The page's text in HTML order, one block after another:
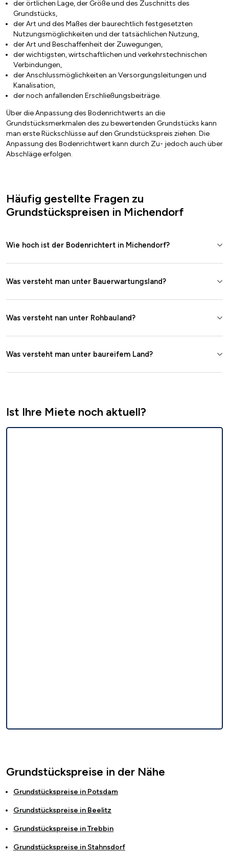
der örtlichen Lage, der Größe und des Zuschnitts des
Grundstücks,
der Art und des Maßes der baurechtlich festgesetzten
Nutzungsmöglichkeiten und der tatsächlichen Nutzung,
der Art und Beschaffenheit der Zuwegungen,
der wichtigsten, wirtschaftlichen und verkehrstechnischen
Verbindungen,
der Anschlussmöglichkeiten an Versorgungsleitungen und
Kanalisation,
der noch anfallenden Erschließungsbeiträge.
Über die Anpassung des Bodenrichtwerts an die
Grundstücksmerkmalen des zu bewertenden Grundstücks kann
man erste Rückschlüsse auf den Grundstückspreis ziehen. Die
Anpassung des Bodenrichtwert kann durch Zu- jedoch auch über
Abschläge erfolgen.
Häufig gestellte Fragen zu
Grundstückspreisen in Michendorf
Wie hoch ist der Bodenrichtert in Michendorf?
Was versteht man unter Bauerwartungsland?
Was versteht nan unter Rohbauland?
Was versteht man unter baureifem Land?
Ist Ihre Miete noch aktuell?
Grundstückspreise in der Nähe
Grundstückspreise in Potsdam
Grundstückspreise in Beelitz
Grundstückspreise inTrebbin
Grundstückspreise in Stahnsdorf